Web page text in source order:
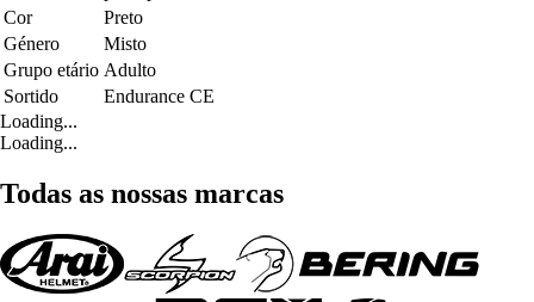
Cor
Preto
Género
Misto
Grupo etário Adulto
Sortido
Endurance CE
Loading...
Loading...
Todas as nossas marcas